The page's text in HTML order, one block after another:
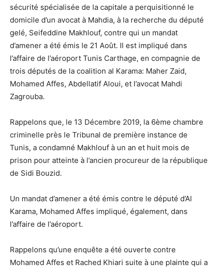
sécurité spécialisée de la capitale a perquisitionné le
domicile d’un avocat à Mahdia, à la recherche du député
gelé, Seifeddine Makhlouf, contre qui un mandat
d’amener a été émis le 21 Août. Il est impliqué dans
l’affaire de l’aéroport Tunis Carthage, en compagnie de
trois députés de la coalition al Karama: Maher Zaid,
Mohamed Affes, Abdellatif Aloui, et l’avocat Mahdi
Zagrouba.
Rappelons que, le 13 Décembre 2019, la 6ème chambre
criminelle près le Tribunal de première instance de
Tunis, a condamné Makhlouf à un an et huit mois de
prison pour atteinte à l’ancien procureur de la république
de Sidi Bouzid.
Un mandat d’amener a été émis contre le député d’Al
Karama, Mohamed Affes impliqué, également, dans
l’affaire de l’aéroport.
Rappelons qu’une enquête a été ouverte contre
Mohamed Affes et Rached Khiari suite à une plainte qui a